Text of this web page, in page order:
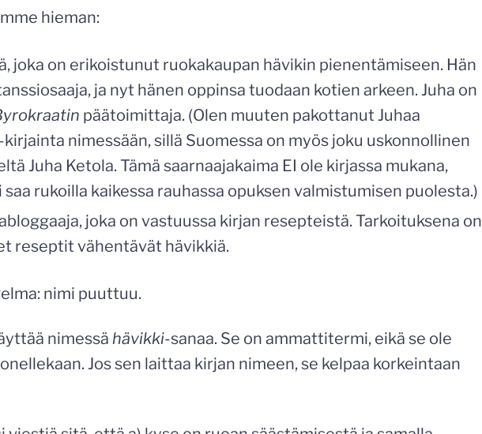
hieman:
joka on erikoistunut ruokakaupan hävikin pienentämiseen. Hän
ja nyt hänen oppinsa tuodaan kotien arkeen. Juha on
päätoimittaja. (Olen muuten pakottanut Juhaa
nimessään, sillä Suomessa on myös joku uskonnollinen
Juha Ketola. Tämä saarnaajakaima EI ole kirjassa mukana,
rukoilla kaikessa rauhassa opuksen valmistumisen puolesta.)
joka on vastuussa kirjan resepteistä. Tarkoituksena on
reseptit vähentävät hävikkiä.
nimi puuttuu.
nimessä hävikki-sanaa. Se on ammattitermi, eikä se ole
Jos sen laittaa kirjan nimeen, se kelpaa korkeintaan